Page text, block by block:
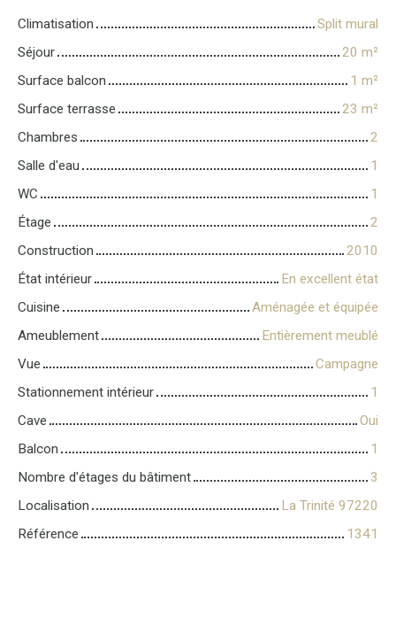
Climatisation
Split mural
Séjour
20 m²
Surface balcon
1 m²
Surface terrasse
23 m²
Chambres
2
Salle d'eau
1
WC
1
Étage
2
Construction
2010
État intérieur
En excellent état
Cuisine
Aménagée et équipée
Ameublement
Entièrement meublé
Vue
Campagne
Stationnement intérieur
1
Cave
Oui
Balcon
1
Nombre d'étages du bâtiment
3
Localisation
La Trinité 97220
Référence
1341